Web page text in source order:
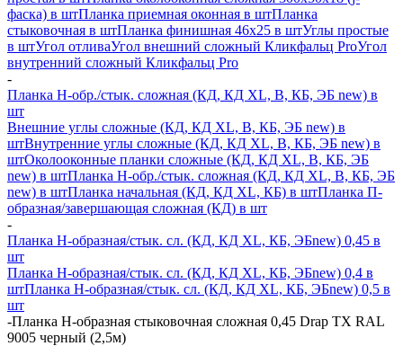
фаска) в штПланка приемная оконная в штПланка
стыковочная в штПланка финишная 46х25 в штУглы простые
в штУгол отливаУгол внешний сложный Кликфальц ProУгол
внутренний сложный Кликфальц Pro
-
Планка H-обр./стык. сложная (КД, КД XL, В, КБ, ЭБ new) в
шт
Внешние углы сложные (КД, КД XL, В, КБ, ЭБ new) в
штВнутренние углы сложные (КД, КД XL, В, КБ, ЭБ new) в
штОколооконные планки сложные (КД, КД XL, В, КБ, ЭБ
new) в штПланка H-обр./стык. сложная (КД, КД XL, В, КБ, ЭБ
new) в штПланка начальная (КД, КД XL, КБ) в штПланка П-
образная/завершающая сложная (КД) в шт
-
Планка H-образная/стык. сл. (КД, КД XL, КБ, ЭБnew) 0,45 в
шт
Планка H-образная/стык. сл. (КД, КД XL, КБ, ЭБnew) 0,4 в
штПланка H-образная/стык. сл. (КД, КД XL, КБ, ЭБnew) 0,5 в
шт
-Планка Н-образная стыковочная сложная 0,45 Drap TX RAL
9005 черный (2,5м)